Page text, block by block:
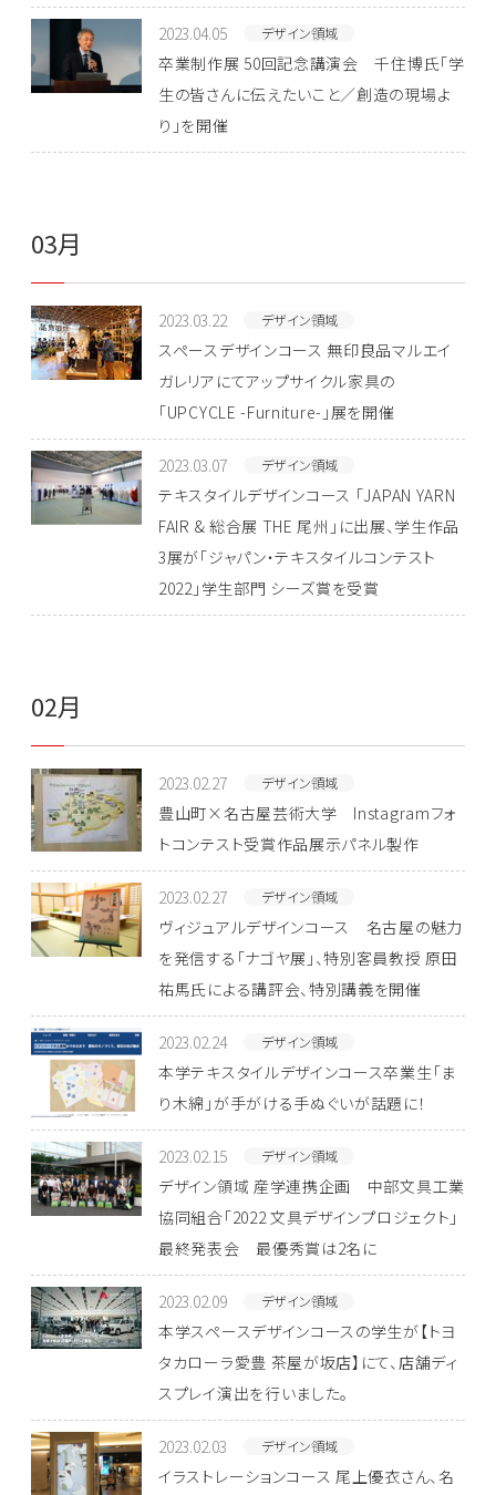
2023.04.05 デザイン領域
卒業制作展 50回記念講演会 千住博氏「学
生の皆さんに伝えたいこと／創造の現場よ
り」を開催
03月
2023.03.22 デザイン領域
スペースデザインコース 無印良品マルエイ
ガレリアにてアップサイクル家具の
「UPCYCLE -Furniture-」展を開催
2023.03.07 デザイン領域
テキスタイルデザインコース 「JAPAN YARN
FAIR & 総合展 THE 尾州」に出展、学生作品
3展が「ジャパン・テキスタイルコンテスト
2022」学生部門 シーズ賞を受賞
02月
2023.02.27 デザイン領域
豊山町×名古屋芸術大学 Instagramフォ
トコンテスト受賞作品展示パネル製作
2023.02.27 デザイン領域
ヴィジュアルデザインコース 名古屋の魅力
を発信する「ナゴヤ展」、特別客員教授 原田
祐馬氏による講評会、特別講義を開催
2023.02.24 デザイン領域
本学テキスタイルデザインコース卒業生「ま
り木綿」が手がける手ぬぐいが話題に！
2023.02.15 デザイン領域
デザイン領域 産学連携企画 中部文具工業
協同組合「2022 文具デザインプロジェクト」
最終発表会 最優秀賞は2名に
2023.02.09 デザイン領域
本学スペースデザインコースの学生が【トヨ
タカローラ愛豊 茶屋が坂店】にて、店舗ディ
スプレイ演出を行いました。
2023.02.03 デザイン領域
イラストレーションコース 尾上優衣さん、名